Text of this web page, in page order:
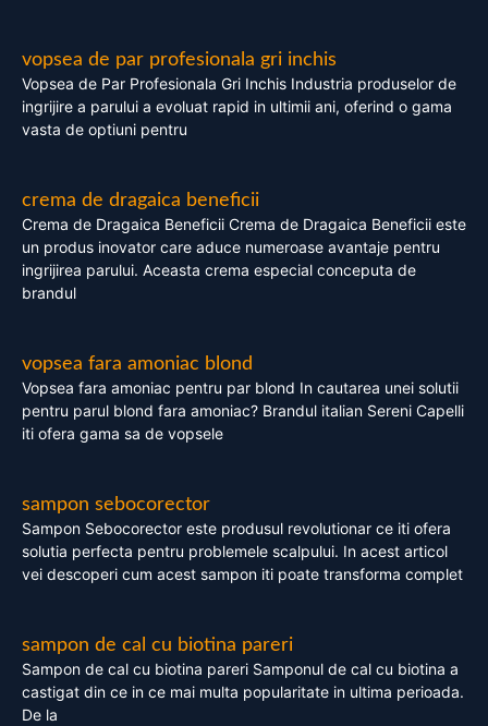
vopsea de par profesionala gri inchis
Vopsea de Par Profesionala Gri Inchis Industria produselor de
ingrijire a parului a evoluat rapid in ultimii ani, oferind o gama
vasta de optiuni pentru
crema de dragaica beneficii
Crema de Dragaica Beneficii Crema de Dragaica Beneficii este
un produs inovator care aduce numeroase avantaje pentru
ingrijirea parului. Aceasta crema especial conceputa de
brandul
vopsea fara amoniac blond
Vopsea fara amoniac pentru par blond In cautarea unei solutii
pentru parul blond fara amoniac? Brandul italian Sereni Capelli
iti ofera gama sa de vopsele
sampon sebocorector
Sampon Sebocorector este produsul revolutionar ce iti ofera
solutia perfecta pentru problemele scalpului. In acest articol
vei descoperi cum acest sampon iti poate transforma complet
sampon de cal cu biotina pareri
Sampon de cal cu biotina pareri Samponul de cal cu biotina a
castigat din ce in ce mai multa popularitate in ultima perioada.
De la